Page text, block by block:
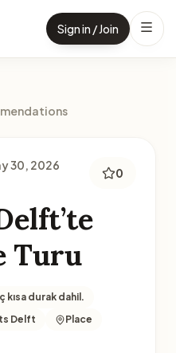
Sign in / Join
30, 2026
0
Turu
kısa durak dahil.
Delft Place